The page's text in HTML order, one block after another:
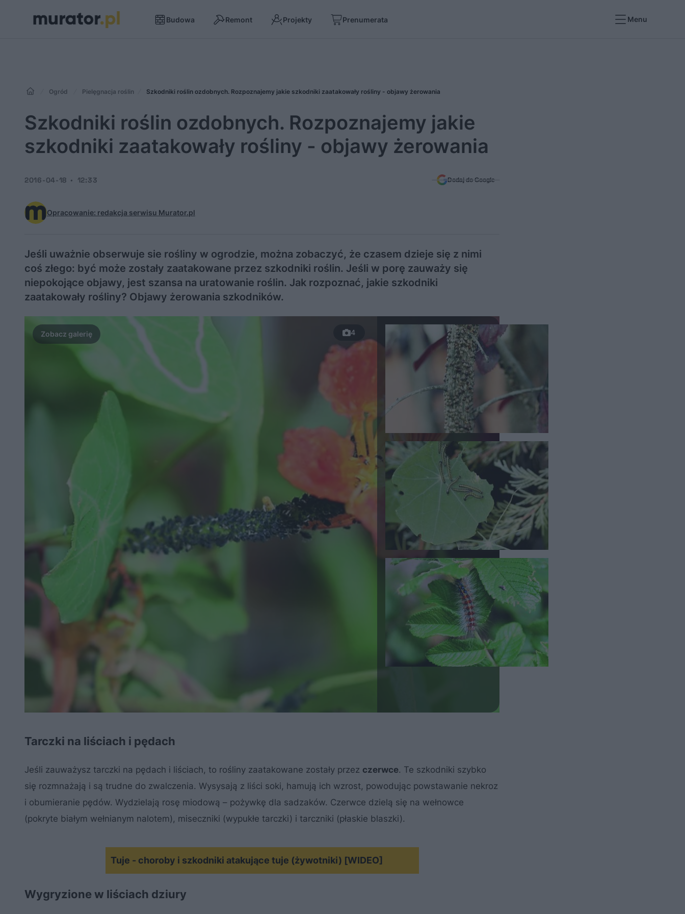
Budowa Remont Projekty Prenumerata Menu
Ogród Pielęgnacja roślin Szkodniki roślin ozdobnych. Rozpoznajemy jakie szkodniki zaatakowały rośliny - objawy żerowania
Szkodniki roślin ozdobnych. Rozpoznajemy jakie
szkodniki zaatakowały rośliny - objawy żerowania
Opracowanie: redakcja serwisu Murator.pl
2016-04-18 12:33 Dodaj do Google
Jeśli uważnie obserwuje sie rośliny w ogrodzie, można zobaczyć, że czasem dzieje się z nimi
coś złego: być może zostały zaatakowane przez szkodniki roślin. Jeśli w porę zauważy się
niepokojące objawy, jest szansa na uratowanie roślin. Jak rozpoznać, jakie szkodniki
zaatakowały rośliny? Objawy żerowania szkodników.
4
Tarczki na liściach i pędach
Jeśli zauważysz tarczki na pędach i liściach, to rośliny zaatakowane zostały przez czerwce. Te szkodniki szybko
się rozmnażają i są trudne do zwalczenia. Wysysają z liści soki, hamują ich wzrost, powodując powstawanie nekroz
i obumieranie pędów. Wydzielają rosę miodową – pożywkę dla sadzaków. Czerwce dzielą się na wełnowce
(pokryte białym wełnianym nalotem), miseczniki (wypukłe tarczki) i tarczniki (płaskie blaszki).
Tuje - choroby i szkodniki atakujące tuje (żywotniki) [WIDEO]
Wygryzione w liściach dziury